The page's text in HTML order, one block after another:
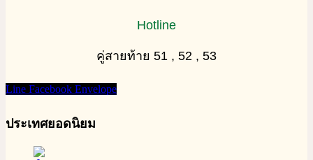
Hotline
คู่สายท้าย 51 , 52 , 53
Line Facebook Envelope
ประเทศยอดนิยม